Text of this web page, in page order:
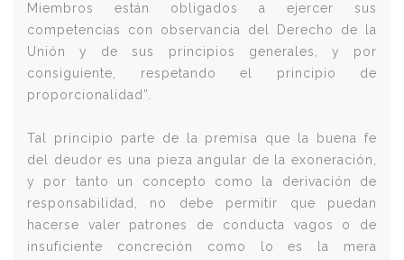
Miembros están obligados a ejercer sus
competencias con observancia del Derecho de la
Unión y de sus principios generales, y por
consiguiente, respetando el principio de
proporcionalidad”.
Tal principio parte de la premisa que la buena fe
del deudor es una pieza angular de la exoneración,
y por tanto un concepto como la derivación de
responsabilidad, no debe permitir que puedan
hacerse valer patrones de conducta vagos o de
insuficiente concreción como lo es la mera